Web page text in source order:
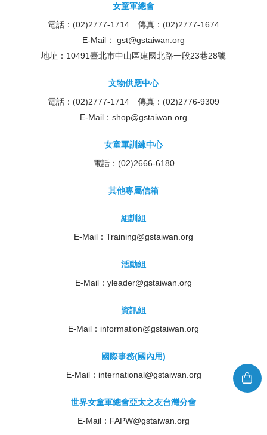
女童軍總會
電話：(02)2777-1714 傳真：(02)2777-1674
E-Mail： gst@gstaiwan.org
地址：10491臺北市中山區建國北路一段23巷28號
文物供應中心
電話：(02)2777-1714 傳真：(02)2776-9309
E-Mail： shop@gstaiwan.org
女童軍訓練中心
電話：(02)2666-6180
其他專屬信箱
組訓組
E-Mail： Training@gstaiwan.org
活動組
E-Mail： yleader@gstaiwan.org
資訊組
E-Mail： information@gstaiwan.org
國際事務(國內用)
E-Mail： international@gstaiwan.org
世界女童軍總會亞太之友台灣分會
E-Mail： FAPW@gstaiwan.org